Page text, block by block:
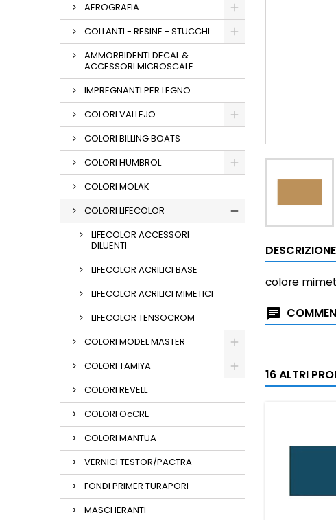
AEROGRAFIA
COLLANTI - RESINE - STUCCHI
AMMORBIDENTI DECAL &
ACCESSORI MICROSCALE
IMPREGNANTI PER LEGNO
COLORI VALLEJO
COLORI BILLING BOATS
COLORI HUMBROL
COLORI MOLAK
COLORI LIFECOLOR
LIFECOLOR ACCESSORI
DILUENTI
LIFECOLOR ACRILICI BASE
LIFECOLOR ACRILICI MIMETICI
LIFECOLOR TENSOCROM
COLORI MODEL MASTER
COLORI TAMIYA
COLORI REVELL
COLORI OcCRE
COLORI MANTUA
VERNICI TESTOR/PACTRA
FONDI PRIMER TURAPORI
MASCHERANTI
DESCRIZIONE
colore
16 ALTRI